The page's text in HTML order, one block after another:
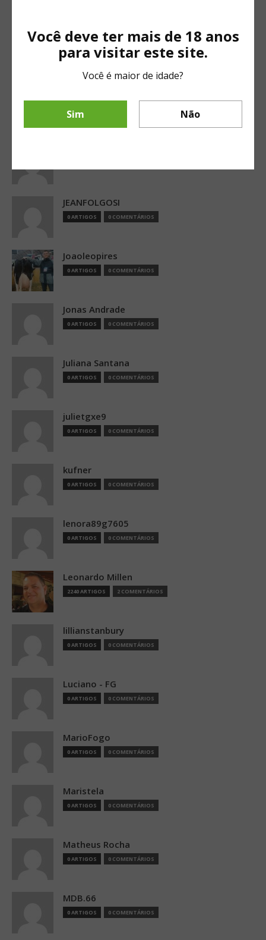
GlenIris2017
0 ARTIGOS 0 COMENTÁRIOS
0 ARTIGOS
JEANFOLGOSI
0 ARTIGOS 0 COMENTÁRIOS
Joaoleopires
0 ARTIGOS 0 COMENTÁRIOS
Jonas Andrade
0 ARTIGOS 0 COMENTÁRIOS
Juliana Santana
0 ARTIGOS 0 COMENTÁRIOS
julietgxe9
0 ARTIGOS 0 COMENTÁRIOS
kufner
0 ARTIGOS 0 COMENTÁRIOS
lenora89g7605
0 ARTIGOS 0 COMENTÁRIOS
Leonardo Millen
2240 ARTIGOS 2 COMENTÁRIOS
lillianstanbury
0 ARTIGOS 0 COMENTÁRIOS
Luciano - FG
0 ARTIGOS 0 COMENTÁRIOS
MarioFogo
0 ARTIGOS 0 COMENTÁRIOS
Maristela
0 ARTIGOS 0 COMENTÁRIOS
Matheus Rocha
0 ARTIGOS 0 COMENTÁRIOS
MDB.66
0 ARTIGOS 0 COMENTÁRIOS
Você deve ter mais de 18 anos
para visitar este site.
Você é maior de idade?
Sim Não